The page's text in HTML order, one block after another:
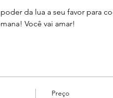
da lua a seu favor para
Você vai amar!
Preço